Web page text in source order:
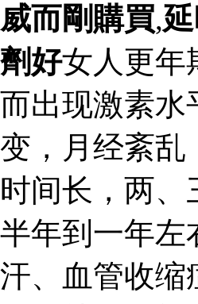
威而剛購買,
劑好女人更年
而出现激素水
变，月经紊乱
时间长，两、
半年到一年左
汗、血管收缩